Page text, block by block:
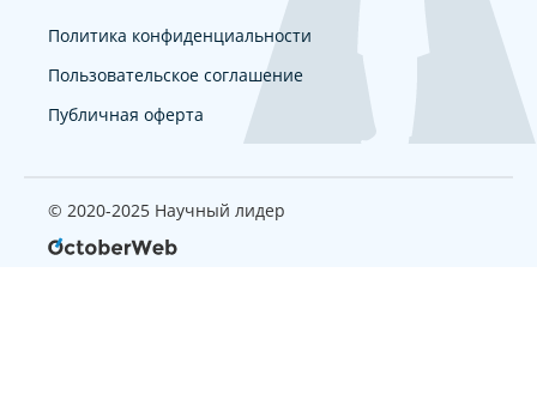
Политика конфиденциальности
Пользовательское соглашение
Публичная оферта
© 2020-2025 Научный лидер